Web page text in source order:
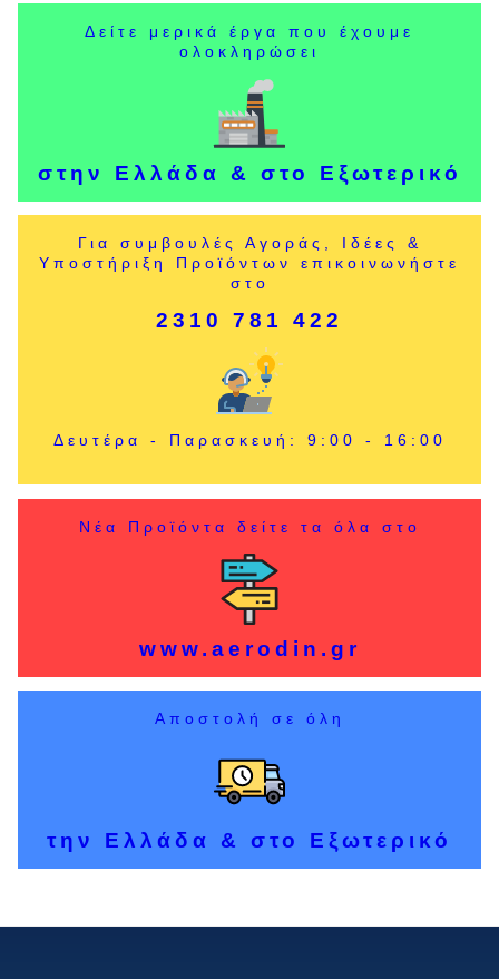
Δείτε μερικά έργα που έχουμε
ολοκληρώσει
στην Ελλάδα & στο Εξωτερικό
Για συμβουλές Αγοράς, Ιδέες &
Υποστήριξη Προϊόντων επικοινωνήστε
στο
2310 781 422
Δευτέρα - Παρασκευή: 9:00 - 16:00
Νέα Προϊόντα δείτε τα όλα στο
www.aerodin.gr
Αποστολή σε όλη
την Ελλάδα & στο Εξωτερικό